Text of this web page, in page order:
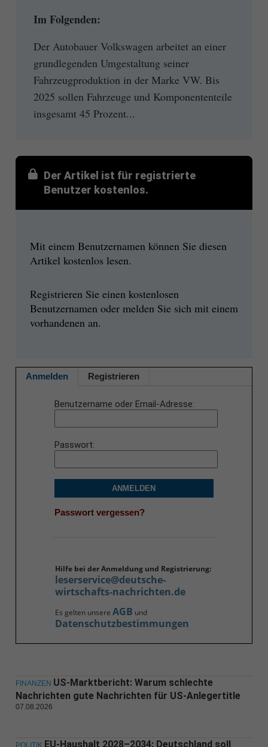
Im Folgenden:
Der Autobauer Volkswagen arbeitet an einer
grundlegenden Umgestaltung seiner
Fahrzeugproduktion in der Marke VW. Bis
2025 sollen Fahrzeuge und Komponententeile
insgesamt 45 Prozent...
Der Artikel ist für registrierte
Benutzer kostenlos.
Mit einem Benutzernamen können Sie diesen
Artikel kostenlos lesen.
Registrieren Sie einen kostenlosen
Benutzernamen oder melden Sie sich mit einem
vorhandenen an.
Anmelden Registrieren
Benutzername oder Email-Adresse
Passwort
ANMELDEN
Passwort vergessen?
Hilfe bei der Anmeldung und Registrierung:
leserservice@deutsche-
wirtschafts-nachrichten.de
Es gelten unsere AGB und
Datenschutzbestimmungen
FINANZEN US-Marktbericht: Warum schlechte
Nachrichten gute Nachrichten für US-Anlegertitle
07.08.2026
POLITIK EU-Haushalt 2028–2034: Deutschland soll